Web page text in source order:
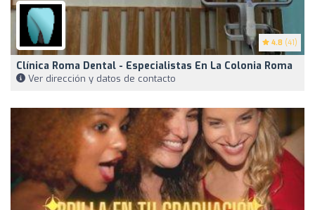
4.8 (41)
Clínica Roma Dental - Especialistas En La Colonia Roma
Ver dirección y datos de contacto